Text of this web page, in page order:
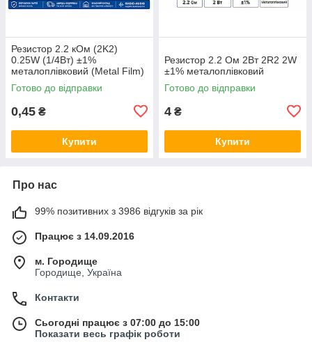
Резистор 2.2 кОм (2K2)
0.25W (1/4Вт) ±1%
металоплівковий (Metal Film)
Готово до відправки
0,45 ₴
Купити
Резистор 2.2 Ом 2Вт 2R2 2W
±1% металоплівковий
Готово до відправки
4 ₴
Купити
Про нас
99% позитивних з 3986 відгуків за рік
Працює з 14.09.2016
м. Городище
Городище, Україна
Контакти
Сьогодні працює з 07:00 до 15:00
Показати весь графік роботи